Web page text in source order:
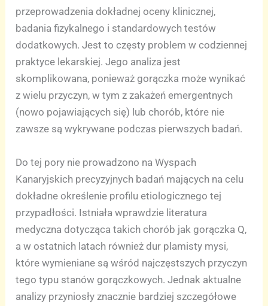
przeprowadzenia dokładnej oceny klinicznej,
badania fizykalnego i standardowych testów
dodatkowych. Jest to częsty problem w codziennej
praktyce lekarskiej. Jego analiza jest
skomplikowana, ponieważ gorączka może wynikać
z wielu przyczyn, w tym z zakażeń emergentnych
(nowo pojawiających się) lub chorób, które nie
zawsze są wykrywane podczas pierwszych badań.
Do tej pory nie prowadzono na Wyspach
Kanaryjskich precyzyjnych badań mających na celu
dokładne określenie profilu etiologicznego tej
przypadłości. Istniała wprawdzie literatura
medyczna dotycząca takich chorób jak gorączka Q,
a w ostatnich latach również dur plamisty mysi,
które wymieniane są wśród najczęstszych przyczyn
tego typu stanów gorączkowych. Jednak aktualne
analizy przyniosły znacznie bardziej szczegółowe